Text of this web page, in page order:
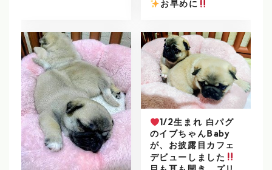
お早めに
1/2生まれ 白パグ
のイブちゃんBaby
が、お披露目カフェ
デビューしました